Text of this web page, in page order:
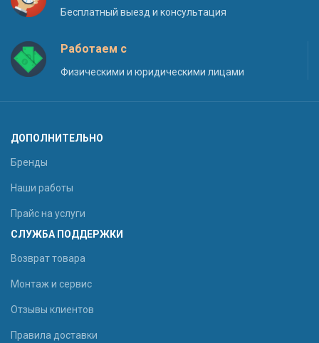
Бесплатный выезд и консультация
Работаем с
Физическими и юридическими лицами
ДОПОЛНИТЕЛЬНО
Бренды
Наши работы
Прайс на услуги
СЛУЖБА ПОДДЕРЖКИ
Возврат товара
Монтаж и сервис
Отзывы клиентов
Правила доставки